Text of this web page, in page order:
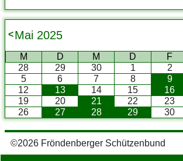
Mai 2025
<
M D M D F
28
29 30 1 2
5
6 7 8 9
12
13 14 15 16
19
20 21 22 23
26
27 28 29 30
©2026 Fröndenberger Schützenbund